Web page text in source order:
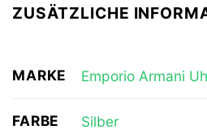
ZUSÄTZLICHE
MARKE Emporio Armani
FARBE Silber